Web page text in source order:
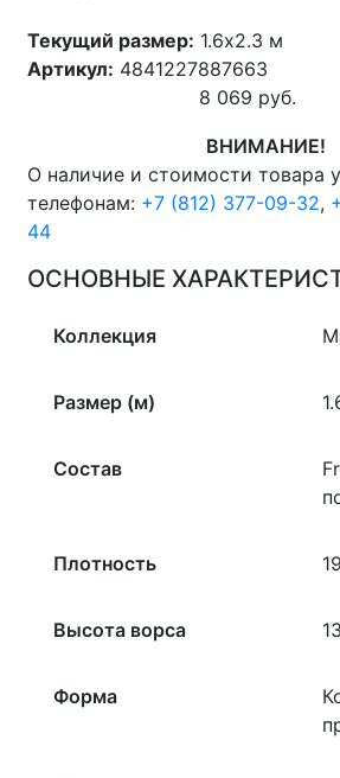
Текущий размер: 1.6x2.3 м
Артикул: 4841227887663
8 069 руб.
ВНИМАНИЕ!
О наличие и стоимости товара
телефонам: +7 (812) 377-09-32,
44
ОСНОВНЫЕ
Коллекция
Размер (м)
Состав
Плотность
Высота ворса
Форма